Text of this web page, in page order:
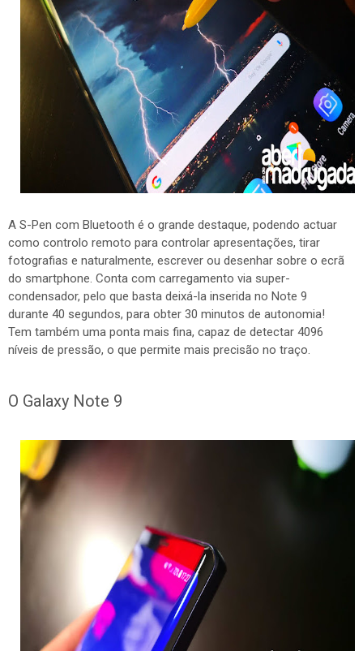
A S-Pen com Bluetooth é o grande destaque, podendo actuar
como controlo remoto para controlar apresentações, tirar
fotografias e naturalmente, escrever ou desenhar sobre o ecrã
do smartphone. Conta com carregamento via super-
condensador, pelo que basta deixá-la inserida no Note 9
durante 40 segundos, para obter 30 minutos de autonomia!
Tem também uma ponta mais fina, capaz de detectar 4096
níveis de pressão, o que permite mais precisão no traço.
O Galaxy Note 9